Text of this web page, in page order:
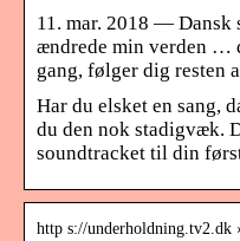
11. mar. 2018 — Dansk
ændrede min verden …
gang, følger dig resten
Har du elsket en sang,
du den nok stadigvæk.
soundtracket til din
http s://underholdning.tv2.dk